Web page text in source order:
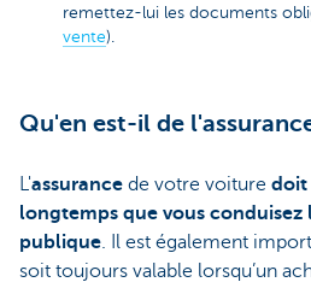
remettez-lui les documents
vente).
Qu'en est-il de
L'assurance de votre voiture doit
longtemps que vous conduisez
publique. Il est également
soit toujours valable lorsqu’un